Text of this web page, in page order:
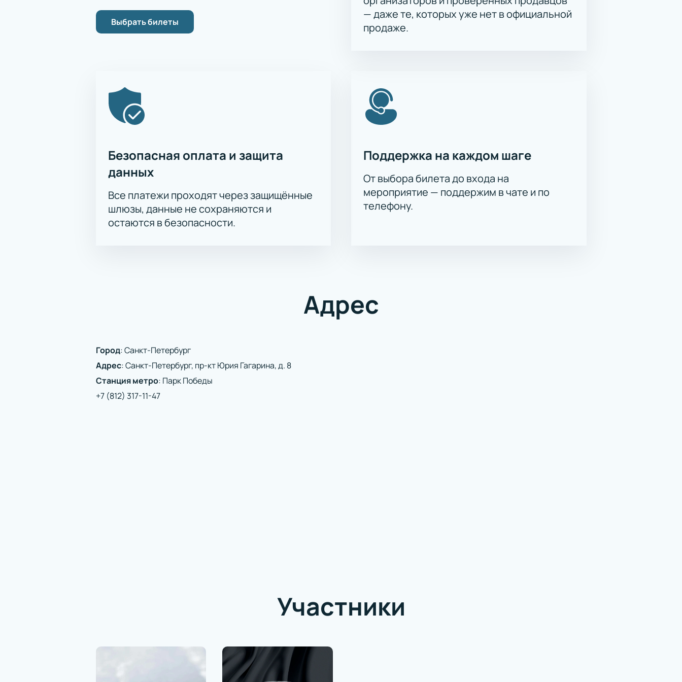
Выбрать билеты
— даже те, которых уже нет в официальной
продаже.
Безопасная оплата и защита
данных
Все платежи проходят через защищённые
шлюзы, данные не сохраняются и
остаются в безопасности.
Поддержка на каждом шаге
От выбора билета до входа на
мероприятие — поддержим в чате и по
телефону.
Адрес
Город:Санкт-Петербург
Адрес:Санкт-Петербург, пр-кт Юрия Гагарина, д. 8
Станция метро: Парк Победы
+7 (812) 317-11-47
Участники